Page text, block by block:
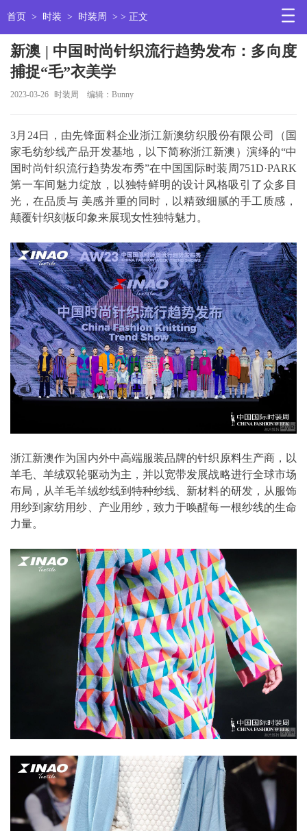
首页 > 时装 > 时装周 > > 正文
新澳 | 中国时尚针织流行趋势发布：多向度
捕捉“毛”衣美学
2023-03-26 时装周 编辑：Bunny
3月24日，由先锋面料企业浙江新澳纺织股份有限公司（国
家毛纺纱线产品开发基地，以下简称浙江新澳）演绎的“中
国时尚针织流行趋势发布秀”在中国国际时装周751D·PARK
第一车间魅力绽放，以独特鲜明的设计风格吸引了众多目
光，在品质与 美感并重的同时，以精致细腻的手工质感，
颠覆针织刻板印象来展现女性独特魅力。
浙江新澳作为国内外中高端服装品牌的针织原料生产商，以
羊毛、羊绒双轮驱动为主，并以宽带发展战略进行全球市场
布局，从羊毛羊绒纱线到特种纱线、新材料的研发，从服饰
用纱到家纺用纱、产业用纱，致力于唤醒每一根纱线的生命
力量。